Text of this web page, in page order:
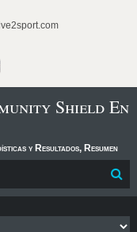
Shield En
y Resultados, Resumen